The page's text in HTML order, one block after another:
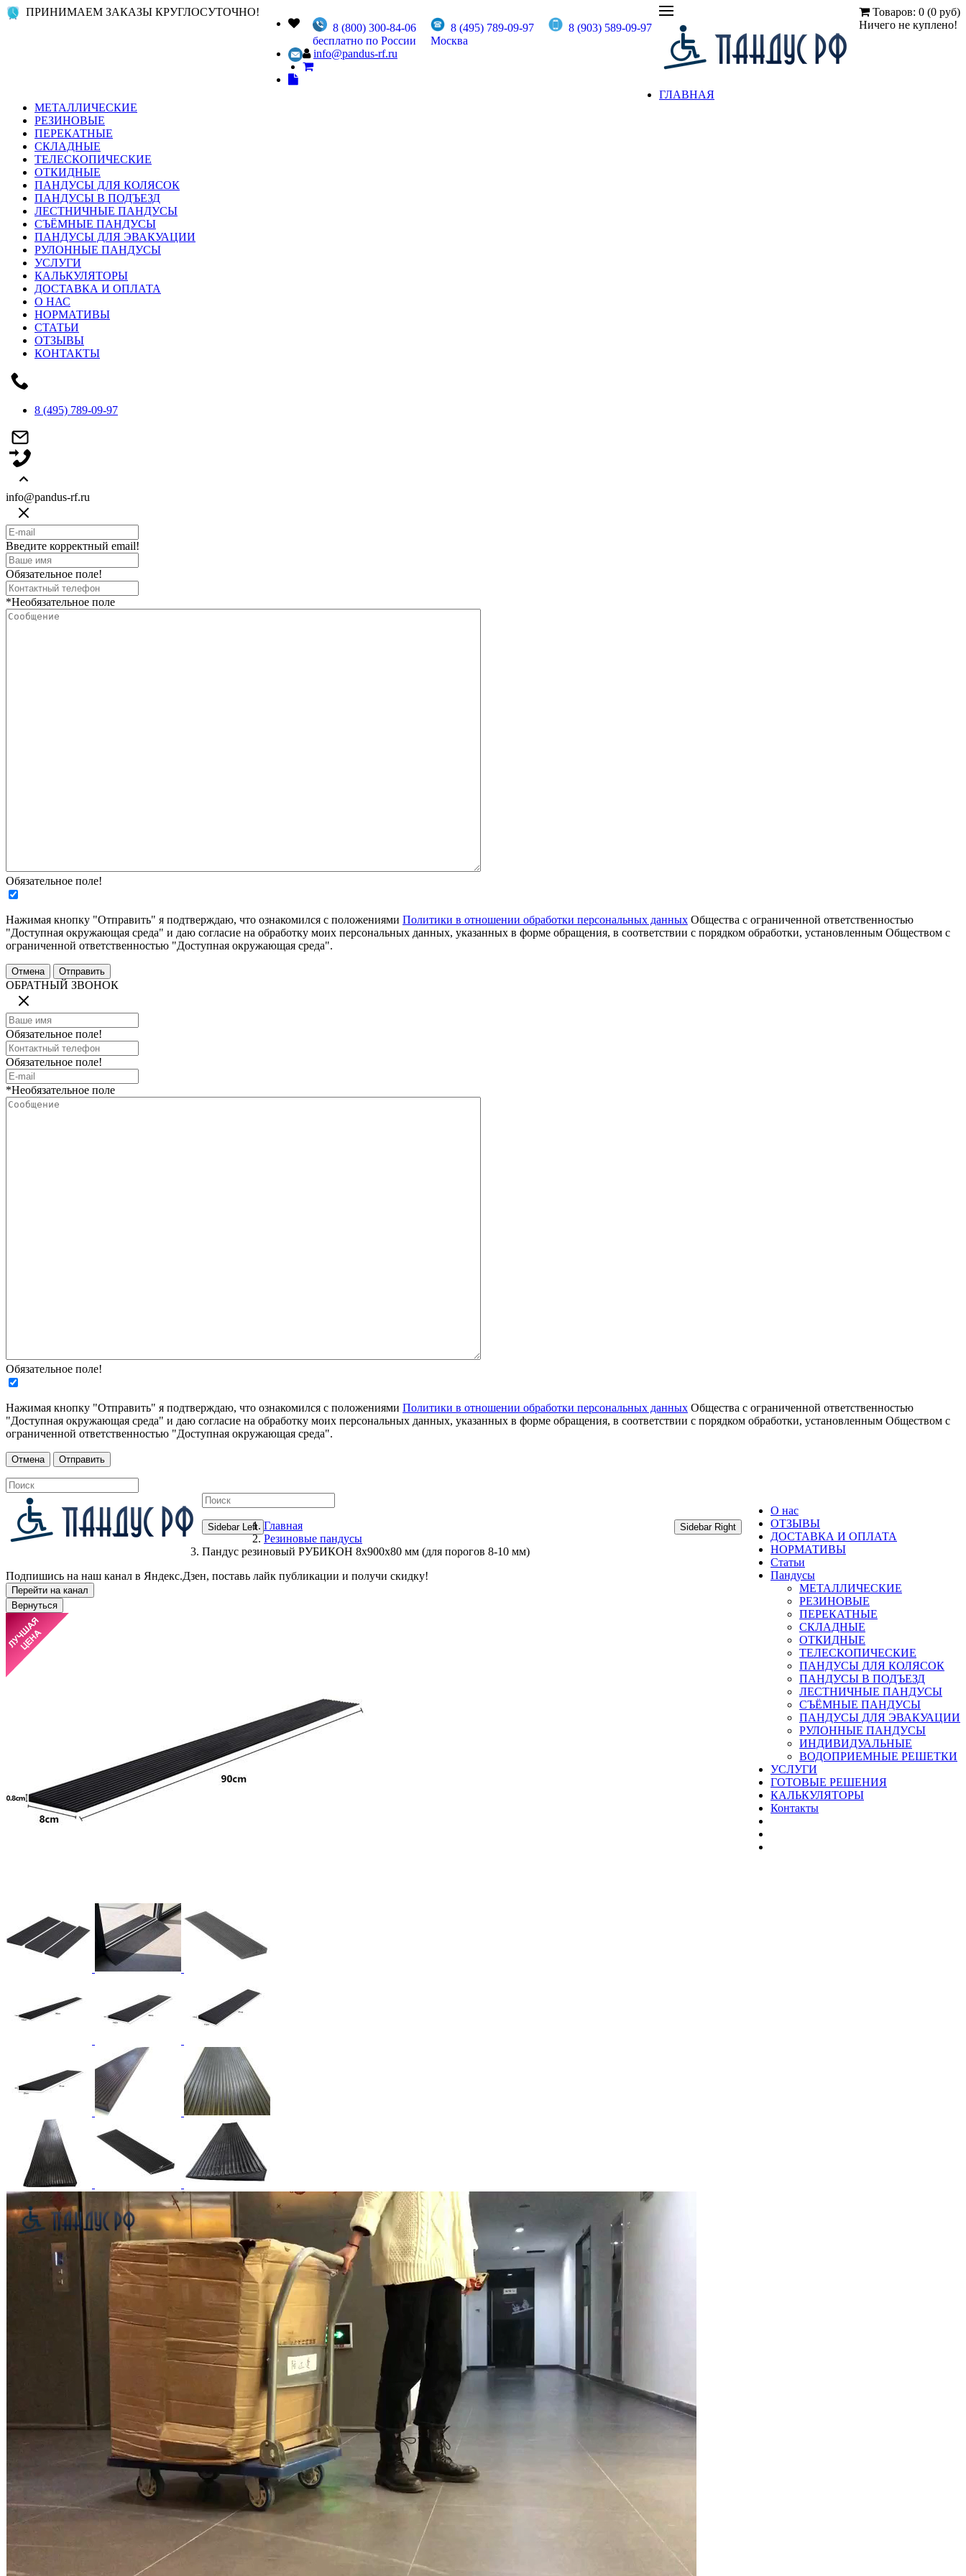
ПРИНИМАЕМ ЗАКАЗЫ КРУГЛОСУТОЧНО!
8 (800) 300-84-06
бесплатно по России
8 (495) 789-09-97
Москва
8 (903) 589-09-97
info@pandus-rf.ru
Товаров: 0 (0 руб)
Ничего не куплено!
ГЛАВНАЯ
МЕТАЛЛИЧЕСКИЕ
РЕЗИНОВЫЕ
ПЕРЕКАТНЫЕ
СКЛАДНЫЕ
ТЕЛЕСКОПИЧЕСКИЕ
ОТКИДНЫЕ
ПАНДУСЫ ДЛЯ КОЛЯСОК
ПАНДУСЫ В ПОДЪЕЗД
ЛЕСТНИЧНЫЕ ПАНДУСЫ
СЪЁМНЫЕ ПАНДУСЫ
ПАНДУСЫ ДЛЯ ЭВАКУАЦИИ
РУЛОННЫЕ ПАНДУСЫ
УСЛУГИ
КАЛЬКУЛЯТОРЫ
ДОСТАВКА И ОПЛАТА
О НАС
НОРМАТИВЫ
СТАТЬИ
ОТЗЫВЫ
КОНТАКТЫ
8 (495) 789-09-97
info@pandus-rf.ru
Введите корректный email!
Обязательное поле!
*Необязательное поле
Обязательное поле!
Нажимая кнопку "Отправить" я подтверждаю, что ознакомился с положениями Политики в отношении обработки персональных данных Общества с ограниченной ответственностью
"Доступная окружающая среда" и даю согласие на обработку моих персональных данных, указанных в форме обращения, в соответствии с порядком обработки, установленным Обществом с
ограниченной ответственностью "Доступная окружающая среда".
ОБРАТНЫЙ ЗВОНОК
Обязательное поле!
Обязательное поле!
*Необязательное поле
Обязательное поле!
Нажимая кнопку "Отправить" я подтверждаю, что ознакомился с положениями Политики в отношении обработки персональных данных Общества с ограниченной ответственностью
"Доступная окружающая среда" и даю согласие на обработку моих персональных данных, указанных в форме обращения, в соответствии с порядком обработки, установленным Обществом с
ограниченной ответственностью "Доступная окружающая среда".
О нас
ОТЗЫВЫ
ДОСТАВКА И ОПЛАТА
НОРМАТИВЫ
Статьи
Пандусы
МЕТАЛЛИЧЕСКИЕ
РЕЗИНОВЫЕ
ПЕРЕКАТНЫЕ
СКЛАДНЫЕ
ОТКИДНЫЕ
ТЕЛЕСКОПИЧЕСКИЕ
ПАНДУСЫ ДЛЯ КОЛЯСОК
ПАНДУСЫ В ПОДЪЕЗД
ЛЕСТНИЧНЫЕ ПАНДУСЫ
CЪЁМНЫЕ ПАНДУСЫ
ПАНДУСЫ ДЛЯ ЭВАКУАЦИИ
РУЛОННЫЕ ПАНДУСЫ
ИНДИВИДУАЛЬНЫЕ
ВОДОПРИЕМНЫЕ РЕШЕТКИ
УСЛУГИ
ГОТОВЫЕ РЕШЕНИЯ
КАЛЬКУЛЯТОРЫ
Контакты
Sidebar Left Sidebar Right
Главная
Резиновые пандусы
Пандус резиновый РУБИКОН 8х900х80 мм (для порогов 8-10 мм)
Подпишись на наш канал в Яндекс.Дзен, поставь лайк публикации и получи скидку!